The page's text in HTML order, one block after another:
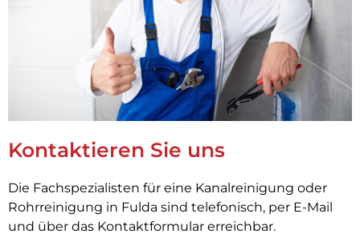
Kontaktieren Sie uns
Die Fachspezialisten für eine Kanalreinigung oder
Rohrreinigung in Fulda sind telefonisch, per E-Mail
und über das Kontaktformular erreichbar.